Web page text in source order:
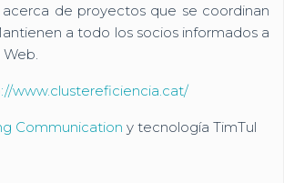
de proyectos que se coordinan
a todo los socios informados a
www.clustereficiencia.cat/
Communication y tecnología TimTul